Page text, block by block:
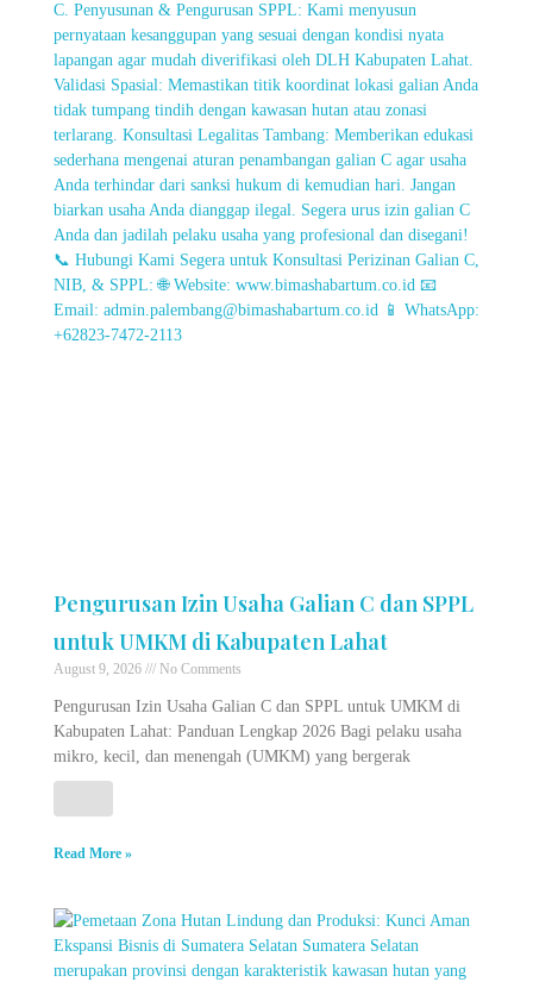
Pengurusan Izin Usaha Galian C dan SPPL
untuk UMKM di Kabupaten Lahat
August 9, 2026 No Comments
Pengurusan Izin Usaha Galian C dan SPPL untuk UMKM di
Kabupaten Lahat: Panduan Lengkap 2026 Bagi pelaku usaha
mikro, kecil, dan menengah (UMKM) yang bergerak
Read More »